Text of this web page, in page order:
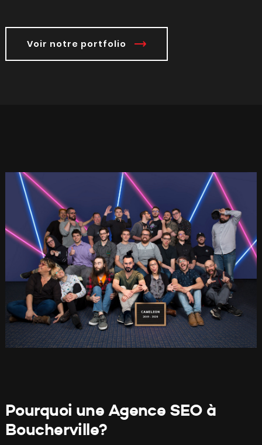
Voir notre portfolio
Pourquoi une Agence SEO à
Boucherville?